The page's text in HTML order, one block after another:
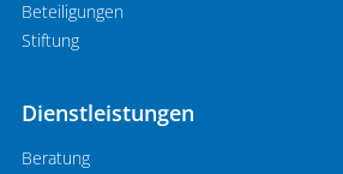
Beteiligungen
Stiftung
Dienstleistungen
Beratung